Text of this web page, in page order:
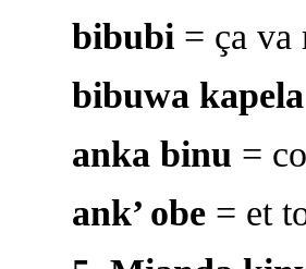
bibubi= ça va
bibuwa kapela
anka binu =
ank’ obe= et